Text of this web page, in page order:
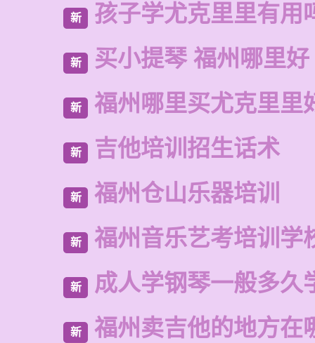
新 孩子学尤克里里有用
新 买小提琴 福州哪里好
新 福州哪里买尤克里里
新 吉他培训招生话术
新 福州仓山乐器培训
新 福州音乐艺考培训学
新 成人学钢琴一般多久
新 福州卖吉他的地方在